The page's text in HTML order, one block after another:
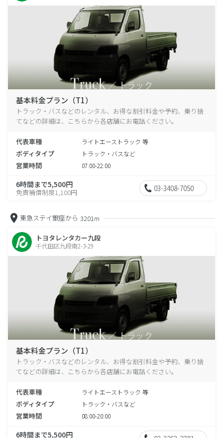
基本料金プラン（T1）
トラック・バスなどのレンタル、お得な割引料金や予約、乗り捨
てなどの詳細は、こちらから各店舗にお電話ください。
代表車種 ライトエーストラック 等
ボディタイプ トラック・バスなど
営業時間 07:00-22:00
6時間まで5,500円
免責補償制度1,100円 03-3408-7050
東急ステイ銀座から 3201m
トヨタレンタカー九段
千代田区九段南2-3-29
基本料金プラン（T1）
トラック・バスなどのレンタル、お得な割引料金や予約、乗り捨
てなどの詳細は、こちらから各店舗にお電話ください。
代表車種 ライトエーストラック 等
ボディタイプ トラック・バスなど
営業時間 08:00-20:00
6時間まで5,500円